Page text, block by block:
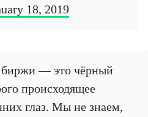
18, 2019
биржи — это чёрный
происходящее
глаз. Мы не знаем,